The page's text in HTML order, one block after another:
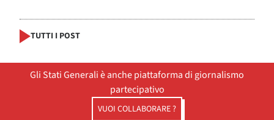
TUTTI I POST
Gli Stati Generali è anche piattaforma di giornalismo
partecipativo
VUOI COLLABORARE ?